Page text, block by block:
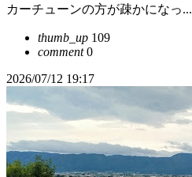
カーチューンの方が疎かになっ...
thumb_up 109
comment0
2026/07/12 19:17